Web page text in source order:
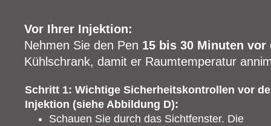
Vor Ihrer Injektion:
Nehmen Sie den Pen 15 bis 30 Minuten
Kühlschrank, damit er Raumtemperatur
Schritt 1: Wichtige Sicherheitskontrollen vor
Injektion (siehe Abbildung D):
Schauen Sie durch das Sichtfenster. Die